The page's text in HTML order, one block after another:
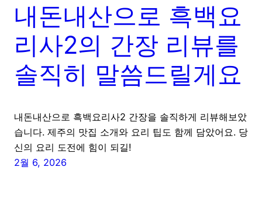
내돈내산으로 흑백요
리사2의 간장 리뷰를
솔직히 말씀드릴게요
내돈내산으로 흑백요리사2 간장을 솔직하게 리뷰해보았
습니다. 제주의 맛집 소개와 요리 팁도 함께 담았어요. 당
신의 요리 도전에 힘이 되길!
2월 6, 2026